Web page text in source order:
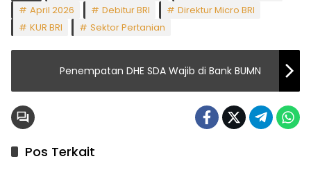
April 2026
Debitur BRI
Direktur Micro BRI
KUR BRI
Sektor Pertanian
Penempatan DHE SDA Wajib di Bank BUMN
Pos Terkait
Headline